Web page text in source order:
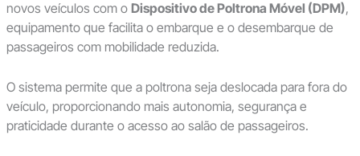
novos veículos com o Dispositivo de Poltrona Móvel (DPM),
equipamento que facilita o embarque e o desembarque de
passageiros com mobilidade reduzida.
O sistema permite que a poltrona seja deslocada para fora do
veículo, proporcionando mais autonomia, segurança e
praticidade durante o acesso ao salão de passageiros.